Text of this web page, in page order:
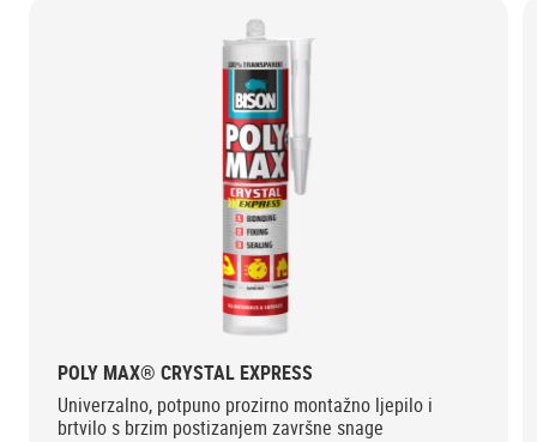
POLY MAX® CRYSTAL EXPRESS
Univerzalno, potpuno prozirno montažno ljepilo i
brtvilo s brzim postizanjem završne snage